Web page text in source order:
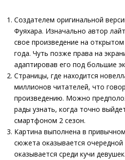
Создателем оригинальной
Фуяхара. Изначально автор
свое произведение на
года. Чуть позже права на
адаптировав его под большие
Страницы, где находится
миллионов читателей, что
произведению. Можно
рады узнать, когда точно
смартфоном 2 сезон.
Картина выполнена в
сюжета оказывается
оказывается среди кучи